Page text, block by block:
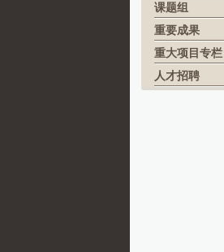
课题组
重要成果
重大项目专栏
人才招聘